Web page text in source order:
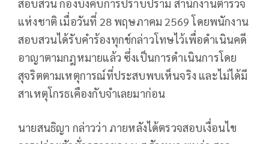
สอบสวน กองบังคับการปราบปราม สำนักงานตำรวจ
แห่งชาติ เมื่อวันที่ 28 พฤษภาคม 2569 โดยพนักงาน
สอบสวนได้รับคำร้องทุกข์กล่าวโทษไว้เพื่อดำเนินคดี
อาญาตามกฎหมายแล้ว ซึ่งเป็นการดำเนินการโดย
สุจริตตามเหตุการณ์ที่ประสบพบเห็นจริง และไม่ได้มี
สาเหตุโกรธเคืองกับจำเลยมาก่อน
นายสนธิญา กล่าวว่า ภายหลังได้ตรวจสอบเงื่อนไข